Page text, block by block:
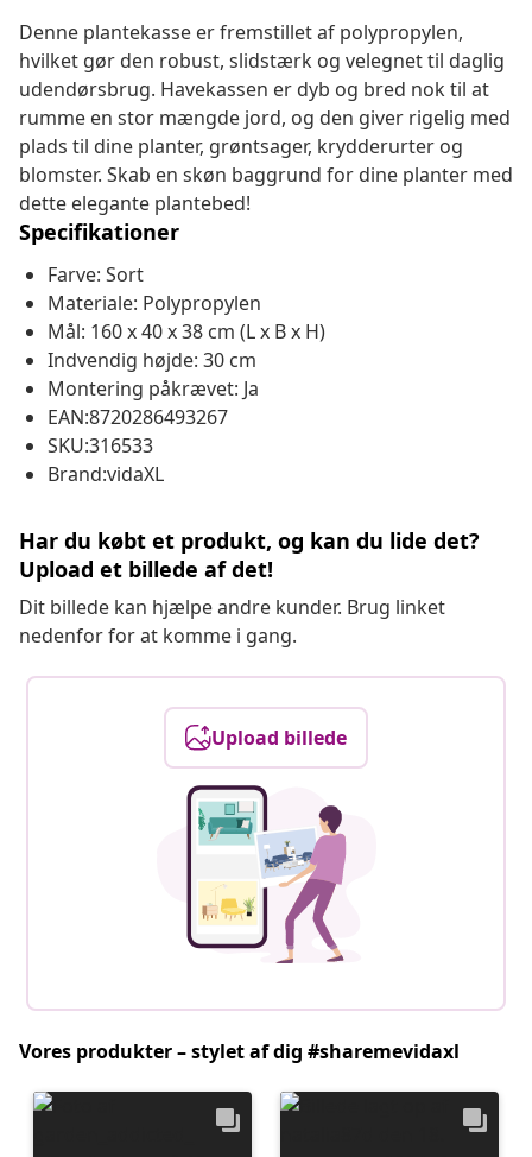
Denne plantekasse er fremstillet af polypropylen,
hvilket gør den robust, slidstærk og velegnet til daglig
udendørsbrug. Havekassen er dyb og bred nok til at
rumme en stor mængde jord, og den giver rigelig med
plads til dine planter, grøntsager, krydderurter og
blomster. Skab en skøn baggrund for dine planter med
dette elegante plantebed!
Specifikationer
Farve: Sort
Materiale: Polypropylen
Mål: 160 x 40 x 38 cm (L x B x H)
Indvendig højde: 30 cm
Montering påkrævet: Ja
EAN:8720286493267
SKU:316533
Brand:vidaXL
Har du købt et produkt, og kan du lide det?
Upload et billede af det!
Dit billede kan hjælpe andre kunder. Brug linket
nedenfor for at komme i gang.
Upload billede
Vores produkter – stylet af dig #sharemevidaxl